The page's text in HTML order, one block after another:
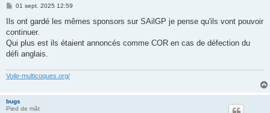
M
s
a
g
01 sept. 2025 12:59
Ils ont gardé les mêmes sponsors sur SAilGP je pense qu'ils vont pouvoir
continuer.
Qui plus est ils étaient annoncés comme COR en cas de défection du
défi anglais.
Voile-multicoques.org/
bugs
Pied de mât